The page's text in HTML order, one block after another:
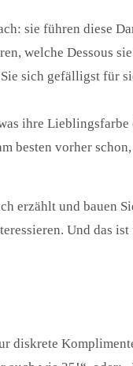
sie führen diese
welche Dessous
sich gefälligst für
ihre
besten vorher
erzählt und bauen
Und das
diskrete